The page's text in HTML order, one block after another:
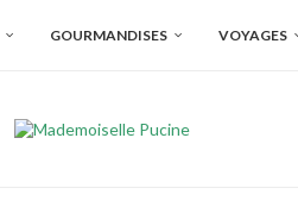
GOURMANDISES VOYAGES